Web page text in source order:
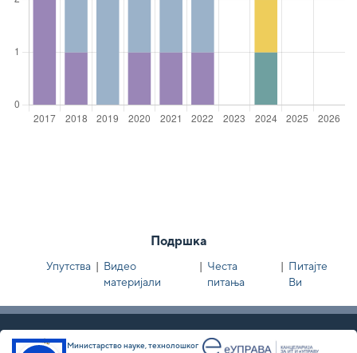
Подршка
Упутства | Видео
материјали
| Честа
питања
| Питајте
Ви
Министарство науке, технолошког